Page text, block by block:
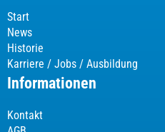
Start
News
Historie
Karriere / Jobs / Ausbildung
Informationen
Kontakt